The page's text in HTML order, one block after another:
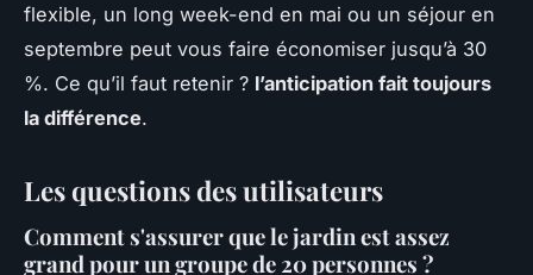
flexible, un long week-end en mai ou un séjour en
septembre peut vous faire économiser jusqu’à 30
%. Ce qu’il faut retenir ? l’anticipation fait toujours
la différence.
Les questions des utilisateurs
Comment s'assurer que le jardin est assez
grand pour un groupe de 20 personnes ?